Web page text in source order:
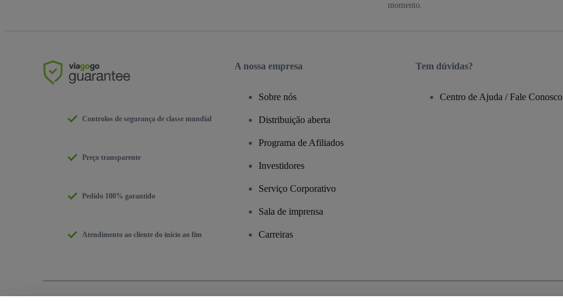
momento.
Controlos de segurança de classe mundial
Preço transparente
Pedido 100% garantido
Atendimento ao cliente do início ao fim
A nossa empresa
Sobre nós
Distribuição aberta
Programa de Afiliados
Investidores
Serviço Corporativo
Sala de imprensa
Carreiras
Tem dúvidas?
Centro de Ajuda / Fale Conosco